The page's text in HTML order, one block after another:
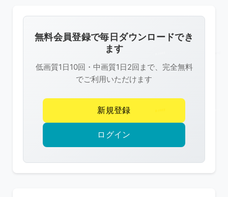
像
は
R-
FREE
作
権
護
無料会員登録で毎日ダウンロードでき
ます
低画質1日10回・中画質1日2回まで、完全無料
でご利用いただけます
新規登録
ログイン